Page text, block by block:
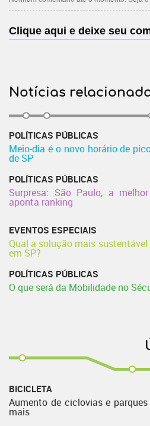
Clique aqui e deixe seu
Notícias
POLÍTICAS PÚBLICAS
Meio-dia é o novo horário de
de SP
POLÍTICAS PÚBLICAS
Surpresa: São Paulo, a
aponta ranking
EVENTOS ESPECIAIS
Qual a solução mais
em SP?
POLÍTICAS PÚBLICAS
O que será da Mobilidade no
BICICLETA
Aumento de ciclovias e
mais